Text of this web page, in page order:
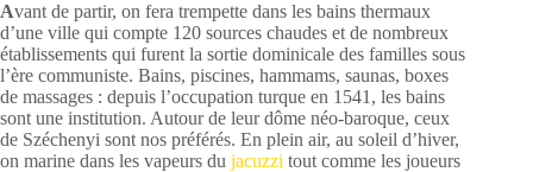
Avant de partir, on fera trempette dans les bains thermaux
d’une ville qui compte 120 sources chaudes et de nombreux
établissements qui furent la sortie dominicale des familles sous
l’ère communiste. Bains, piscines, hammams, saunas, boxes
de massages : depuis l’occupation turque en 1541, les bains
sont une institution. Autour de leur dôme néo-baroque, ceux
de Széchenyi sont nos préférés. En plein air, au soleil d’hiver,
on marine dans les vapeurs du jacuzzi tout comme les joueurs